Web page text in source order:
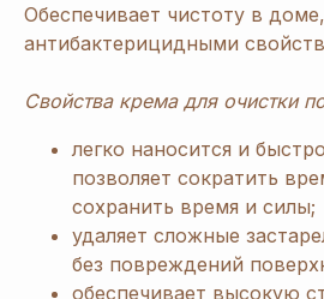
Обеспечивает чистоту в
антибактерицидными
Свойства крема для очистки
легко наносится и
позволяет сократить
сохранить время и силы;
удаляет сложные
без повреждений
обеспечивает высокую